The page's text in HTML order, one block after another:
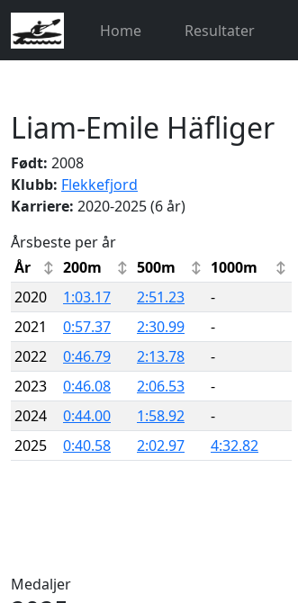
Home Resultater
Liam-Emile Häfliger
Født: 2008
Klubb: Flekkefjord
Karriere: 2020-2025 (6 år)
Årsbeste per år
År
200m 500m
1000m
2020
1:03.17 2:51.23
-
2021
0:57.37 2:30.99
-
2022
0:46.79 2:13.78
-
2023
0:46.08 2:06.53
-
2024
0:44.00 1:58.92
-
2025
0:40.58 2:02.97 4:32.82
Medaljer